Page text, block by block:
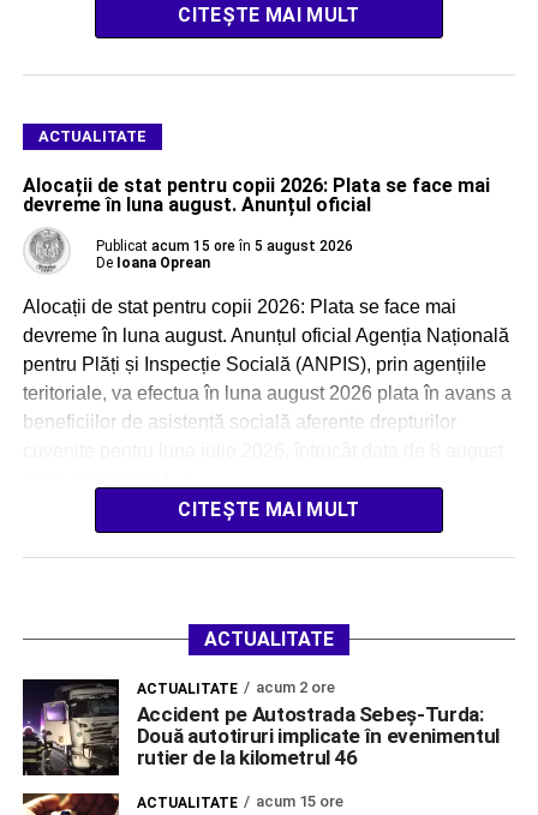
CITEȘTE MAI MULT
ACTUALITATE
Alocații de stat pentru copii 2026: Plata se face mai
devreme în luna august. Anunțul oficial
Publicat acum 15 ore în 5 august 2026
De Ioana Oprean
Alocații de stat pentru copii 2026: Plata se face mai
devreme în luna august. Anunțul oficial Agenția Națională
pentru Plăți și Inspecție Socială (ANPIS), prin agențiile
teritoriale, va efectua în luna august 2026 plata în avans a
beneficiilor de asistență socială aferente drepturilor
CITEȘTE MAI MULT
ACTUALITATE
ACTUALITATE acum 2 ore
Accident pe Autostrada Sebeș-Turda:
Două autotiruri implicate în evenimentul
rutier de la kilometrul 46
ACTUALITATE acum 15 ore